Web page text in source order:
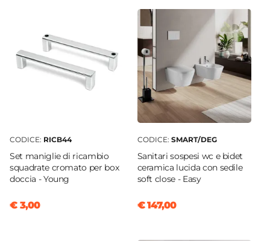
CODICE: RICB44
Set maniglie di ricambio
squadrate cromato per box
doccia - Young
€ 3,00
CODICE: SMART/DEG
Sanitari sospesi wc e bidet
ceramica lucida con sedile
soft close - Easy
€ 147,00